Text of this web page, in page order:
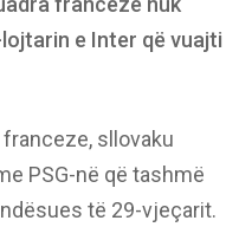
e Inter që vuajti
sllovaku
PSG-në që tashmë
të 29-vjeçarit.